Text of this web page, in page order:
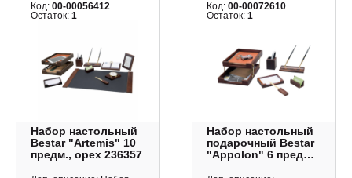
Код: 00-00056412
Остаток: 1
Набор настольный
Bestar "Artemis" 10
предм., орех 236357
Код:00-00072610
Остаток:1
Набор настольный
подарочный Bestar
"Appolon" 6 предм.,